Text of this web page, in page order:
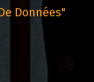
Données"